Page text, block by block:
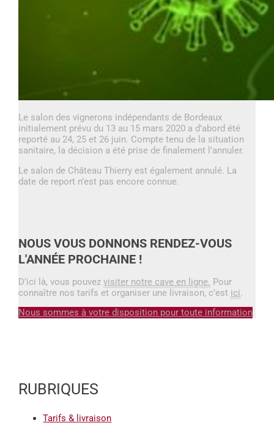
Le salon des vignerons indépendants de Bordeaux
initialement prévu du 13 au 15 mars 2020 a d’abord été
reporté au 24, 25 et 26 juin. Compte tenu de la situation
sanitaire, la décision a été prise de finalement l’annuler.
Le salon de Château Thierry est également annulé. La
date de report n’est pas encore connue.
NOUS VOUS DONNONS RENDEZ-VOUS
L'ANNÉE PROCHAINE !
D’ici là, vous pouvezvisiter notre cave en ligne. Pour
connaître nos tarifs et organiser une livraison, c’est ici.
Nous sommes à votre disposition pour toute information
RUBRIQUES
Tarifs & livraison